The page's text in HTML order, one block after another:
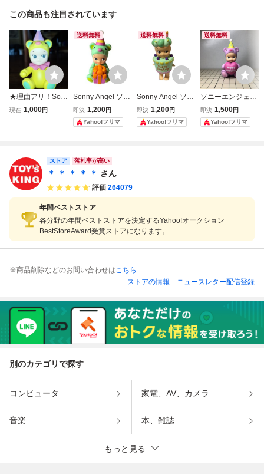
この商品も注目されています
★理由アリ！Son
ny Angel / ソニー
現在 1,000円
送料無料
Sonny Angel ソニ
ーエンジェル バー
スデーギフト ベア
フィギュア
即決 1,200円
Yahoo!フリマ
送料無料
Sonny Angel ソニ
ーエンジェル バー
スデーケーキ フィ
ギュア
即決 1,200円
Yahoo!フリマ
送料無料
ソニーエンジェル
Sonny Angel バー
スデーギフト ベア
フィギュア ミニフ
即決 1,500円
Yahoo!フリマ
ストア 落札率が高い
＊ ＊ ＊ ＊ ＊ さん
評価 264079
年間ベストストア
各分野の年間ベストストアを決定するYahoo!オークション
BestStoreAward受賞ストアになります。
※商品削除などのお問い合わせはこちら
ストアの情報
ニュースレター配信登録
別のカテゴリで探す
コンピュータ 家電、AV、カメラ
音楽 本、雑誌
もっと見る